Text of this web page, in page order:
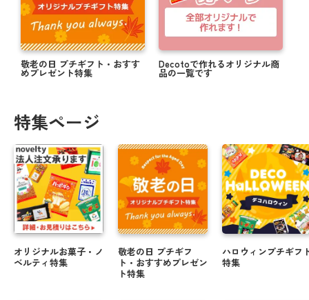
敬老の日 プチギフト・おすす
めプレゼント特集
Decotoで作れるオリジナル商
品の一覧です
特集ページ
オリジナルお菓子・ノ
ベルティ特集
敬老の日 プチギフ
ト・おすすめプレゼン
ト特集
ハロウィンプチギフ
特集